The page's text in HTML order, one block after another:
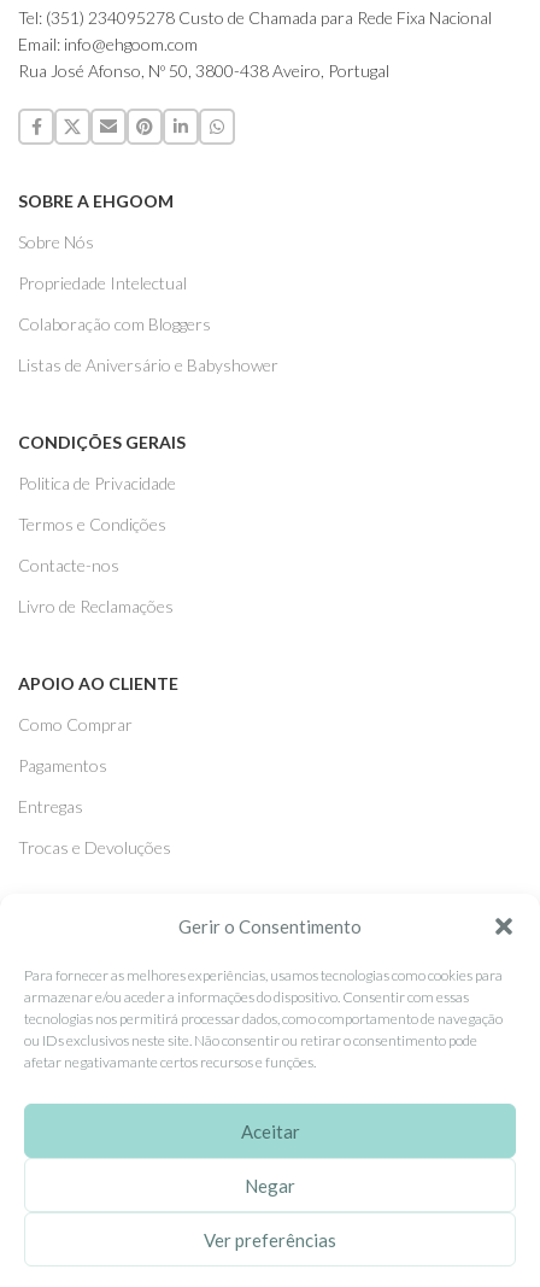
Gerir o Consentimento
Para fornecer as melhores experiências, usamos tecnologias como cookies para
armazenar e/ou aceder a informações do dispositivo. Consentir com essas
tecnologias nos permitirá processar dados, como comportamento de navegação
ou IDs exclusivos neste site. Não consentir ou retirar o consentimento pode
afetar negativamante certos recursos e funções.
Aceitar
Negar
Ver preferências
Tel: (351) 234095278 Custo de Chamada para Rede Fixa Nacional
Email: info@ehgoom.com
Rua José Afonso, Nº 50, 3800-438 Aveiro, Portugal
SOBRE A EHGOOM
Sobre Nós
Propriedade Intelectual
Colaboração com Bloggers
Listas de Aniversário e Babyshower
CONDIÇÕES GERAIS
Politica de Privacidade
Termos e Condições
Contacte-nos
Livro de Reclamações
APOIO AO CLIENTE
Como Comprar
Pagamentos
Entregas
Trocas e Devoluções
Facebook
Instagram
Pinterest
EhGoom2026 Criado porDumbanengue, Lda.